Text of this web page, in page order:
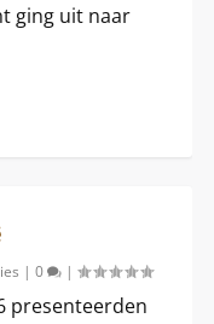
ging uit naar
|0 |
presenteerden